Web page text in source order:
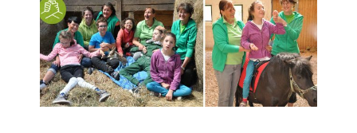
Zeige
grösseres
Bild